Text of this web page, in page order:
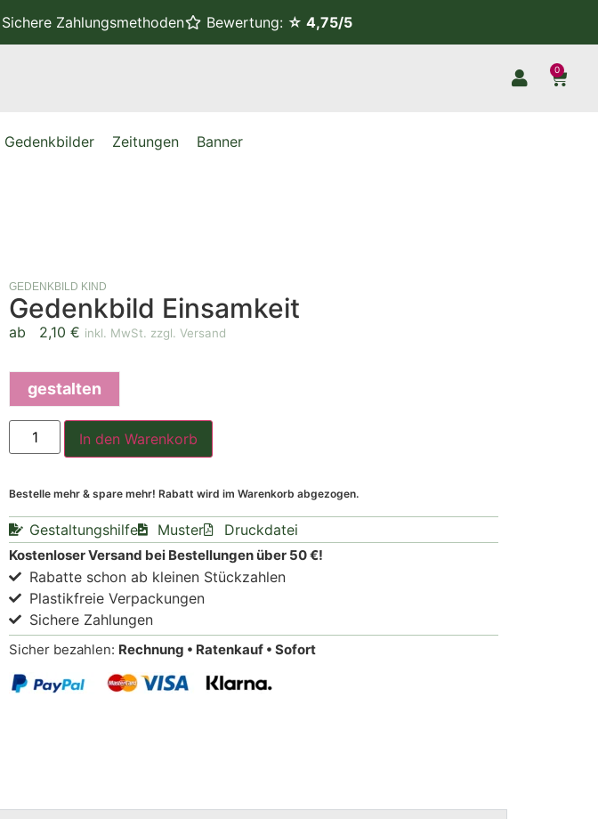
Sichere Zahlungsmethoden Bewertung: ☆ 4,75/5
0
Gedenkbilder Zeitungen Banner
GEDENKBILD KIND
Gedenkbild Einsamkeit
ab 2,10 € inkl. MwSt. zzgl. Versand
gestalten
In den Warenkorb
Bestelle mehr & spare mehr! Rabatt wird im Warenkorb abgezogen.
Gestaltungshilfe Muster Druckdatei
Kostenloser Versand bei Bestellungen über 50 €!
Rabatte schon ab kleinen Stückzahlen
Plastikfreie Verpackungen
Sichere Zahlungen
Sicher bezahlen: Rechnung • Ratenkauf • Sofort